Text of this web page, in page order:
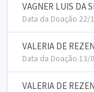
VAGNER LUIS DA
Data da Doação 22/
VALERIA DE
Data da Doação 13/
VALERIA DE